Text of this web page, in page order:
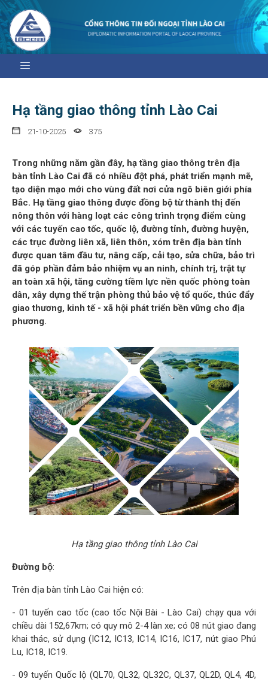
Hạ tầng giao thông tỉnh Lào Cai
21-10-2025 375
Trong những năm gần đây, hạ tầng giao thông trên địa
bàn tỉnh Lào Cai đã có nhiều đột phá, phát triển mạnh mẽ,
tạo diện mạo mới cho vùng đất nơi cửa ngõ biên giới phía
Bắc. Hạ tầng giao thông được đồng bộ từ thành thị đến
nông thôn với hàng loạt các công trình trọng điểm cùng
với các tuyến cao tốc, quốc lộ, đường tỉnh, đường huyện,
các trục đường liên xã, liên thôn, xóm trên địa bàn tỉnh
được quan tâm đầu tư, nâng cấp, cải tạo, sửa chữa, bảo trì
đã góp phần đảm bảo nhiệm vụ an ninh, chính trị, trật tự
an toàn xã hội, tăng cường tiềm lực nền quốc phòng toàn
dân, xây dựng thế trận phòng thủ bảo vệ tổ quốc, thúc đẩy
giao thương, kinh tế - xã hội phát triển bền vững cho địa
phương.
Hạ tầng giao thông tỉnh Lào Cai
Đường bộ:
Trên địa bàn tỉnh Lào Cai hiện có:
- 01 tuyến cao tốc (cao tốc Nội Bài - Lào Cai) chạy qua với
chiều dài 152,67km; có quy mô 2-4 làn xe; có 08 nút giao đang
khai thác, sử dụng (IC12, IC13, IC14, IC16, IC17, nút giao Phú
Lu, IC18, IC19.
- 09 tuyến Quốc lộ (QL70, QL32, QL32C, QL37, QL2D, QL4, 4D,